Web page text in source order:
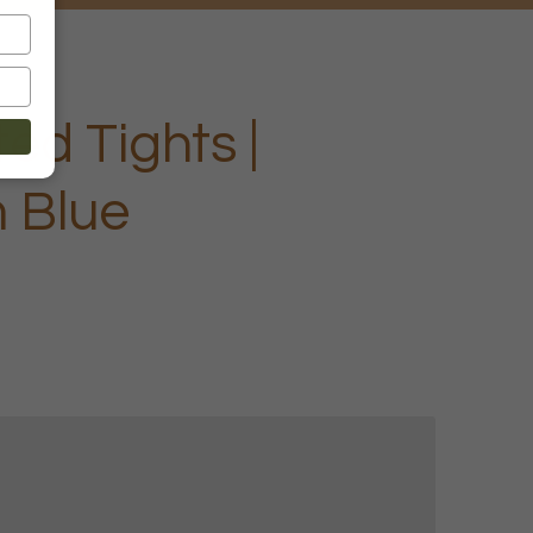
Tights |
Blue